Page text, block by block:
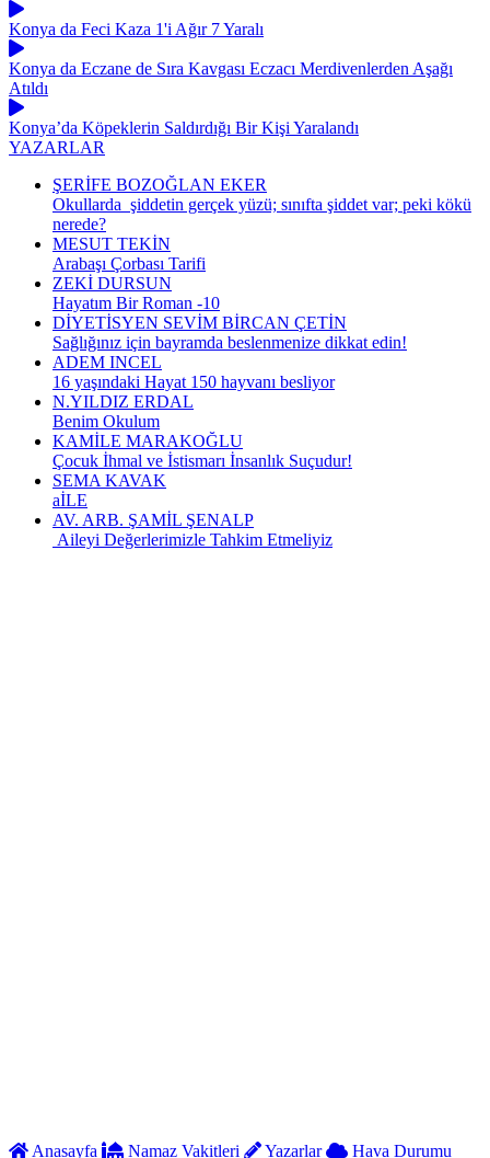
Konya da Feci Kaza 1'i Ağır 7 Yaralı
Konya da Eczane de Sıra Kavgası Eczacı Merdivenlerden Aşağı
Atıldı
Konya’da Köpeklerin Saldırdığı Bir Kişi Yaralandı
YAZARLAR
ŞERİFE BOZOĞLAN EKER
Okullarda şiddetin gerçek yüzü; sınıfta şiddet var; peki kökü
nerede?
MESUT TEKİN
Arabaşı Çorbası Tarifi
ZEKİ DURSUN
Hayatım Bir Roman -10
DİYETİSYEN SEVİM BİRCAN ÇETİN
Sağlığınız için bayramda beslenmenize dikkat edin!
ADEM INCEL
16 yaşındaki Hayat 150 hayvanı besliyor
N.YILDIZ ERDAL
Benim Okulum
KAMİLE MARAKOĞLU
Çocuk İhmal ve İstismarı İnsanlık Suçudur!
SEMA KAVAK
aİLE
AV. ARB. ŞAMİL ŞENALP
Aileyi Değerlerimizle Tahkim Etmeliyiz
Anasayfa Namaz Vakitleri Yazarlar Hava Durumu